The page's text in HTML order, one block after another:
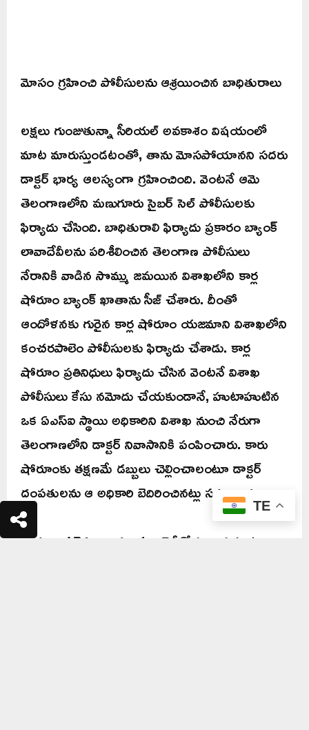
మోసం గ్రహించి పోలీసులను ఆశ్రయించిన బాధితురాలు
లక్షలు గుంజుతున్నా సీరియల్ అవకాశం విషయంలో
మాట మారుస్తుండటంతో, తాను మోసపోయానని సదరు
డాక్టర్ భార్య ఆలస్యంగా గ్రహించింది. వెంటనే ఆమె
తెలంగాణలోని మణుగూరు సైబర్ సెల్ పోలీసులకు
ఫిర్యాదు చేసింది. బాధితురాలి ఫిర్యాదు ప్రకారం బ్యాంక్
లావాదేవీలను పరిశీలించిన తెలంగాణ పోలీసులు
నేరానికి వాడిన సొమ్ము జమయిన విశాఖలోని కార్ల
షోరూం బ్యాంక్ ఖాతాను సీజ్ చేశారు. దీంతో
ఆందోళనకు గురైన కార్ల షోరూం యజమాని విశాఖలోని
కంచరపాలెం పోలీసులకు ఫిర్యాదు చేశాడు. కార్ల
షోరూం ప్రతినిధులు ఫిర్యాదు చేసిన వెంటనే విశాఖ
పోలీసులు కేసు నమోదు చేయకుండానే, హుటాహుటిన
ఒక ఏఎస్ఐ స్థాయి అధికారిని విశాఖ నుంచి నేరుగా
తెలంగాణలోని డాక్టర్ నివాసానికి పంపించారు. కారు
షోరూంకు తక్షణమే డబ్బులు చెల్లించాలంటూ డాక్టర్
దంపతులను ఆ అధికారి బెదిరించినట్లు సమాచారం.
తాము అసలైన బాధితులమని నెత్తీనోరు బాదుకుంటున్నా
TE